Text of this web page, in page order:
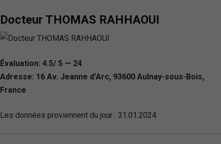
Docteur THOMAS RAHHAOUI
Évaluation: 4.5/ 5 — 24
Adresse: 16 Av. Jeanne d’Arc, 93600 Aulnay-sous-Bois,
France
Les données proviennent du jour : 31.01.2024